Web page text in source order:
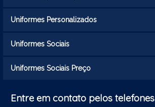
Uniformes Personalizados
Uniformes Sociais
Uniformes Sociais Preço
Entre em contato pelos telefones